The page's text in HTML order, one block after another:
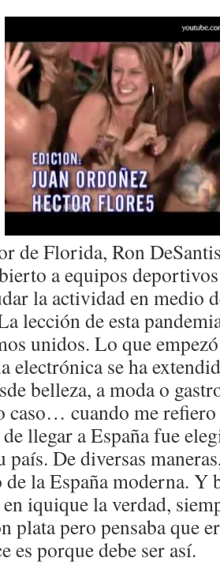
de Florida, Ron
a equipos
la actividad en medio
lección de esta
unidos. Lo que
electrónica se ha
belleza, a moda o
caso… cuando me
llegar a España fue
país. De diversas
la España moderna. Y
iquique la verdad,
plata pero pensaba que
es porque debe ser así.